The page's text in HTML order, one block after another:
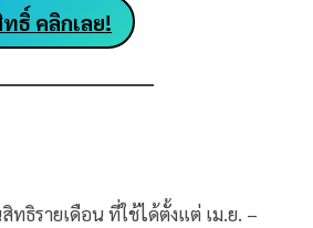
ธิ์ คลิกเลย!
ธิรายเดือน ที่ใช้ได้ตั้งแต่ เม.ย. –